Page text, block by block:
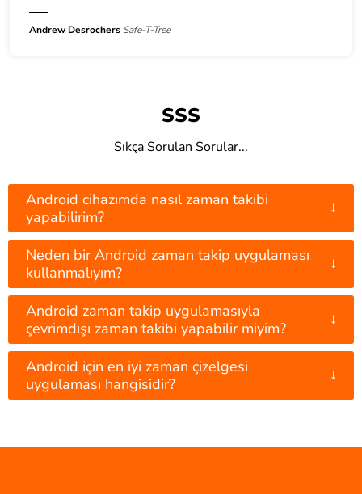
Andrew Desrochers Safe-T-Tree
SSS
Sıkça Sorulan Sorular...
Android cihazımda nasıl zaman takibi
yapabilirim?
↓
Neden bir Android zaman takip uygulaması
kullanmalıyım?
↓
Android zaman takip uygulamasıyla
çevrimdışı zaman takibi yapabilir miyim?
↓
Android için en iyi zaman çizelgesi
uygulaması hangisidir?
↓